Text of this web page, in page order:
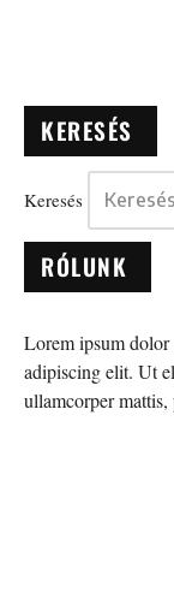
KERESÉS
Keresés
RÓLUNK
Lorem ipsum dolor
adipiscing elit. Ut
ullamcorper